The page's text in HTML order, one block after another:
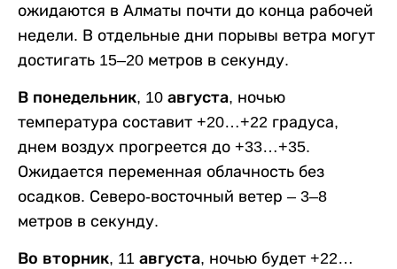
ожидаются в Алматы почти до конца рабочей
недели. В отдельные дни порывы ветра могут
достигать 15–20 метров в секунду.
В понедельник, 10 августа, ночью
температура составит +20…+22 градуса,
днем воздух прогреется до +33…+35.
Ожидается переменная облачность без
осадков. Северо-восточный ветер – 3–8
метров в секунду.
Во вторник, 11 августа, ночью будет +22…